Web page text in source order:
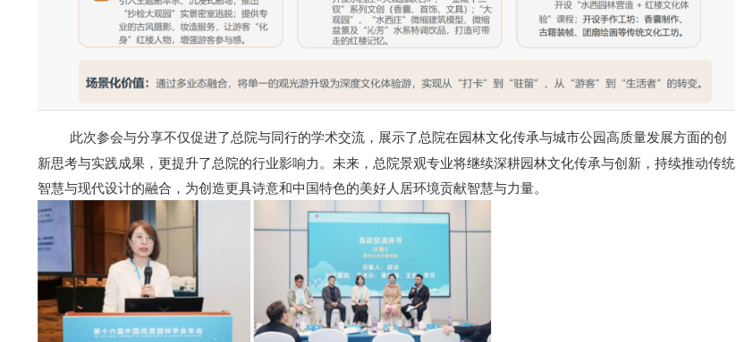
此次参会与分享不仅促进了总院与同行的学术交流，展示了总院在园林文化传承与城市公园高质量发展方面的创
新思考与实践成果，更提升了总院的行业影响力。未来，总院景观专业将继续深耕园林文化传承与创新，持续推动传统
智慧与现代设计的融合，为创造更具诗意和中国特色的美好人居环境贡献智慧与力量。